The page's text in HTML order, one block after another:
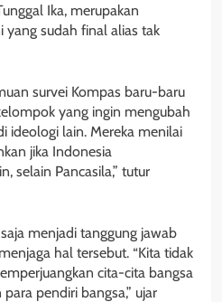
Ika, merupakan
yang sudah final alias tak
survei Kompas baru-baru
yang ingin mengubah
ideologi lain. Mereka menilai
jika Indonesia
selain Pancasila,” tutur
menjadi tanggung jawab
hal tersebut. “Kita tidak
cita-cita bangsa
pendiri bangsa,” ujar